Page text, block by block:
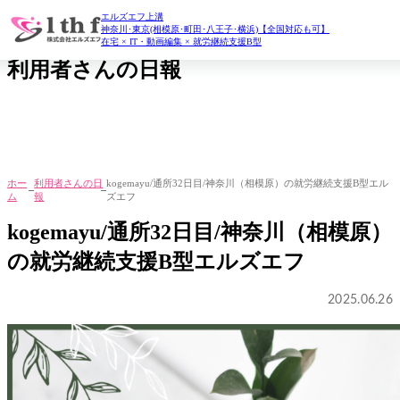
エルズエフ上溝
神奈川･東京(相模原･町田･八王子･横浜)【全国対応も可】
在宅 × IT・動画編集 × 就労継続支援B型
daily report
利用者さんの日報
ホー
ム
利用者さんの日
報
kogemayu/通所32日目/神奈川（相模原）の就労継続支援B型エル
ズエフ
kogemayu/通所32日目/神奈川（相模原）
の就労継続支援B型エルズエフ
2025.06.26